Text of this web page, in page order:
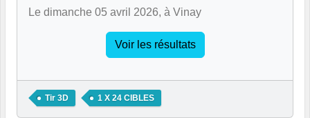
Le dimanche 05 avril 2026, à Vinay
Voir les résultats
Tir 3D 1 X 24 CIBLES